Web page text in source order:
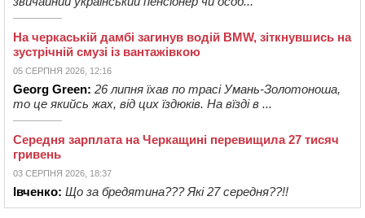
На черкаській дамбі загинув водій BMW, зіткнувшись на
зустрічній смузі із вантажівкою
05 СЕРПНЯ 2026, 12:16
Georg Green: 26 липня їхав по трасі Умань-Золотоноша,
то це якийсь жах, від цих їздюків. На вїзді в ...
Середня зарплата на Черкащині перевищила 27 тисяч
гривень
03 СЕРПНЯ 2026, 18:37
Івченко: Що за бредятина??? Які 27 середня??!!